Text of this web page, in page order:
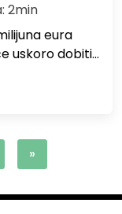
2min
eura
uskoro dobiti…
»